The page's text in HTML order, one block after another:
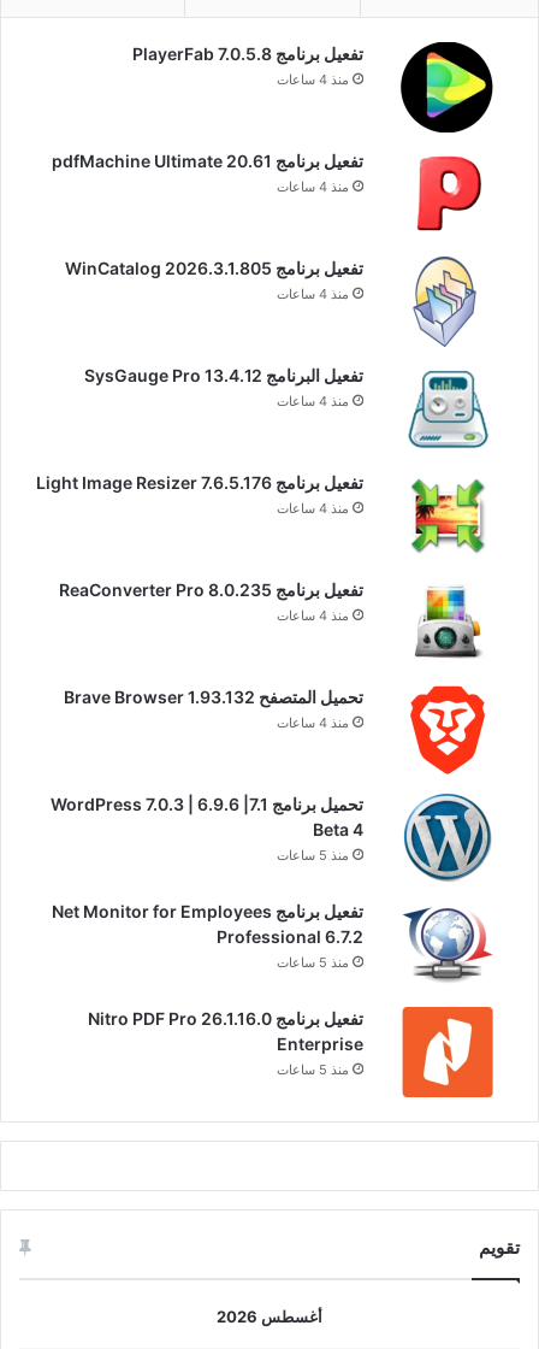
تفعيل برنامج PlayerFab 7.0.5.8
منذ 4 ساعات
تفعيل برنامج pdfMachine Ultimate 20.61
منذ 4 ساعات
تفعيل برنامج WinCatalog 2026.3.1.805
منذ 4 ساعات
تفعيل البرنامج 13.4.12 SysGauge Pro
منذ 4 ساعات
تفعيل برنامج Light Image Resizer 7.6.5.176
منذ 4 ساعات
تفعيل برنامج ReaConverter Pro 8.0.235
منذ 4 ساعات
تحميل المتصفح Brave Browser 1.93.132
منذ 4 ساعات
تحميل برنامج WordPress 7.0.3 | 6.9.6 |7.1
Beta 4
منذ 5 ساعات
تفعيل برنامج Net Monitor for Employees
Professional 6.7.2
منذ 5 ساعات
تفعيل برنامج Nitro PDF Pro 26.1.16.0
Enterprise
منذ 5 ساعات
تقويم
أغسطس 2026